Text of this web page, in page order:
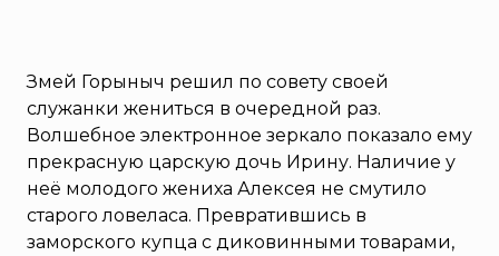
Змей Горыныч решил по совету своей
служанки жениться в очередной раз.
Волшебное электронное зеркало показало ему
прекрасную царскую дочь Ирину. Наличие у
неё молодого жениха Алексея не смутило
старого ловеласа. Превратившись в
заморского купца с диковинными товарами,